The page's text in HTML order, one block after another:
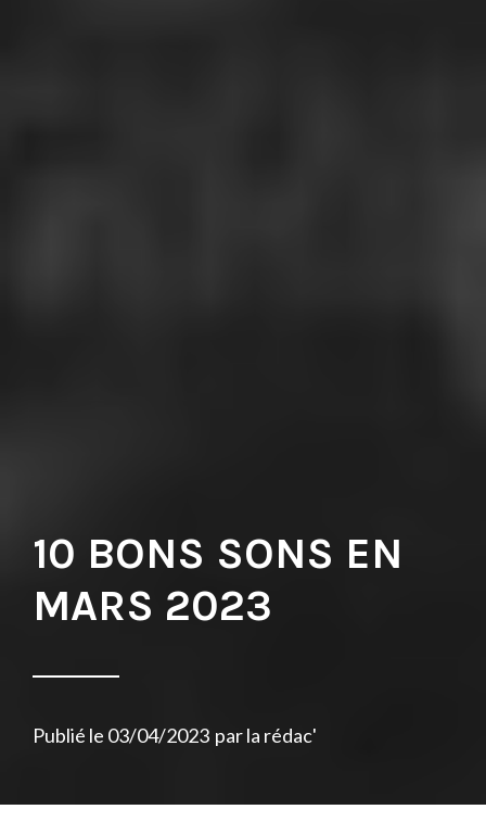
10 BONS SONS EN
MARS 2023
Publié le 03/04/2023 parla rédac'